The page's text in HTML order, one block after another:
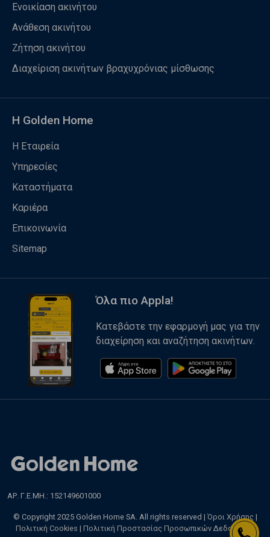
Ενοικίαση ακινήτου
Ανάθεση ακινήτου
Ζήτηση ακινήτου
Διαχείριση ακινήτων βραχυχρόνιας μίσθωσης
Η Golden Home
Η Εταιρεία
Υπηρεσίες
Καταστήματα
Καριέρα
Επικοινωνία
Sitemap
Όλα πιο Appla!
Κατεβάστε την εφαρμογή μας για την
διαχείρηση και αναζήτηση ακινήτων.
ΑΡ. Γ.Ε.ΜΗ.: 152149601000
© Copyright 2025 Golden Home SA. All rights reserved | Όροι Χρήσης |
Πολιτική Cookies | Πολιτική Προστασίας Προσωπικών Δεδομένων